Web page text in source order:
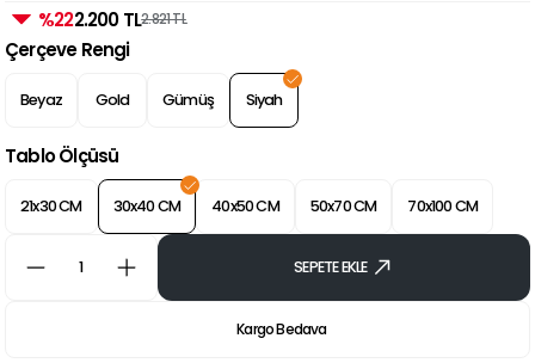
%222.200 TL2.821 TL
Çerçeve Rengi
Beyaz Gold Gümüş Siyah
Tablo Ölçüsü
21x30 CM 30x40 CM 40x50 CM 50x70 CM 70x100 CM
SEPETE EKLE
Kargo Bedava